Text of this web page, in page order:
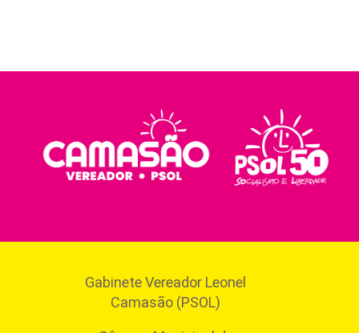
Gabinete Vereador Leonel
Camasão (PSOL)